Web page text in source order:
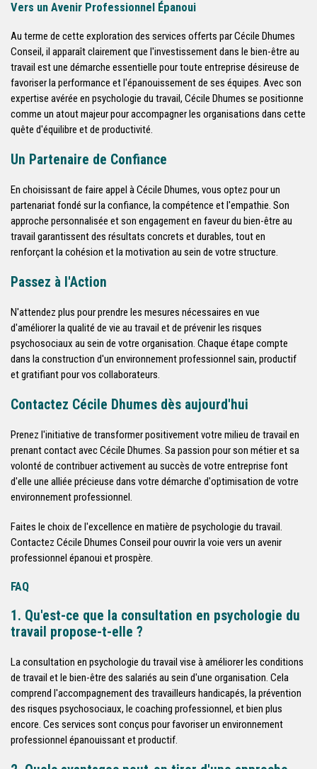
Vers un Avenir Professionnel Épanoui
Au terme de cette exploration des services offerts par Cécile Dhumes
Conseil, il apparaît clairement que l'investissement dans le bien-être au
travail est une démarche essentielle pour toute entreprise désireuse de
favoriser la performance et l'épanouissement de ses équipes. Avec son
expertise avérée en psychologie du travail, Cécile Dhumes se positionne
comme un atout majeur pour accompagner les organisations dans cette
quête d'équilibre et de productivité.
Un Partenaire de Confiance
En choisissant de faire appel à Cécile Dhumes, vous optez pour un
partenariat fondé sur la confiance, la compétence et l'empathie. Son
approche personnalisée et son engagement en faveur du bien-être au
travail garantissent des résultats concrets et durables, tout en
renforçant la cohésion et la motivation au sein de votre structure.
Passez à l'Action
N'attendez plus pour prendre les mesures nécessaires en vue
d'améliorer la qualité de vie au travail et de prévenir les risques
psychosociaux au sein de votre organisation. Chaque étape compte
dans la construction d'un environnement professionnel sain, productif
et gratifiant pour vos collaborateurs.
Contactez Cécile Dhumes dès aujourd'hui
Prenez l'initiative de transformer positivement votre milieu de travail en
prenant contact avec Cécile Dhumes. Sa passion pour son métier et sa
volonté de contribuer activement au succès de votre entreprise font
d'elle une alliée précieuse dans votre démarche d'optimisation de votre
environnement professionnel.
Faites le choix de l'excellence en matière de psychologie du travail.
Contactez Cécile Dhumes Conseil pour ouvrir la voie vers un avenir
professionnel épanoui et prospère.
FAQ
1. Qu'est-ce que la consultation en psychologie du
travail propose-t-elle ?
La consultation en psychologie du travail vise à améliorer les conditions
de travail et le bien-être des salariés au sein d'une organisation. Cela
comprend l'accompagnement des travailleurs handicapés, la prévention
des risques psychosociaux, le coaching professionnel, et bien plus
encore. Ces services sont conçus pour favoriser un environnement
professionnel épanouissant et productif.